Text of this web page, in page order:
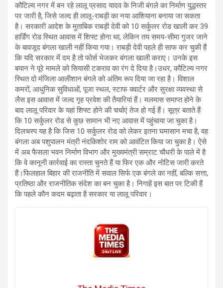
कौटिल्य नगर में बन रहे लालू प्रसाद यादव के निजी बंगले का निर्माण युद्धस्तर
पर जारी है, जिसे जल्द ही लालू-राबड़ी का नया आशियाना बनाया जा सकता
है। सरकारी आदेश के मुताबिक राबड़ी देवी को 10 सर्कुलर रोड खाली कर 39
हार्डिंग रोड स्थित आवास में शिफ्ट होना था, लेकिन तय समय-सीमा गुजर जाने
के बावजूद बंगला खाली नहीं किया गया। राबड़ी देवी पहले ही साफ कर चुकी हैं
कि यदि सरकार में दम है तो फोर्स भेजकर बंगला खाली कराए। उनके इस
बयान ने पूरे मामले को सियासी टकराव का रंग दे दिया है।उधर, कौटिल्य नगर
स्थित दो मंजिला आलीशान बंगले को अंतिम रूप दिया जा रहा है। विशाल
कमरों, आधुनिक सुविधाओं, पूजा स्थल, स्टाफ क्वार्टर और सुरक्षा व्यवस्था से
लैस इस आवास में जल्द गृह प्रवेश की तैयारियां हैं। मलमास समाप्त होने के
बाद लालू परिवार के यहां शिफ्ट होने की चर्चाएं तेज हो गई हैं। सूत्र बताते हैं
कि 10 सर्कुलर रोड से कुछ सामान भी नए आवास में पहुंचाया जा चुका है।
दिलचस्प यह है कि जिस 10 सर्कुलर रोड को लेकर इतना घमासान मचा है, वह
बंगला अब पशुपालन मंत्री नंदकिशोर राम को आवंटित किया जा चुका है। ऐसे
में अब फैसला भवन निर्माण विभाग और मुख्यमंत्री सम्राट चौधरी के पाले में है
कि वे कानूनी कार्रवाई का रास्ता चुनते हैं या फिर एक और नोटिस जारी करते
हैं।फिलहाल बिहार की राजनीति में सवाल सिर्फ एक बंगले का नहीं, बल्कि सत्ता,
प्रतिष्ठा और राजनीतिक संदेश का बन चुका है। निगाहें इस बात पर टिकी हैं
कि पहले कौन कदम बढ़ाता है सरकार या लालू परिवार।